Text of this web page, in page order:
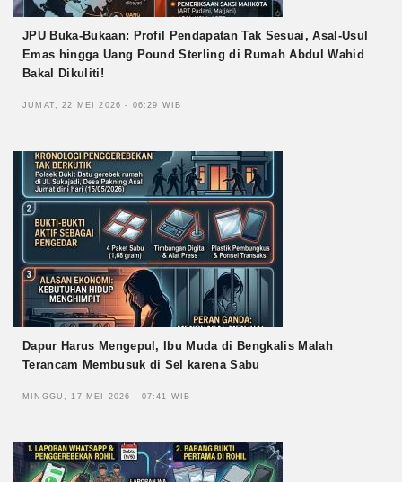
JPU Buka-Bukaan: Profil Pendapatan Tak Sesuai, Asal-Usul
Emas hingga Uang Pound Sterling di Rumah Abdul Wahid
Bakal Dikuliti!
JUMAT, 22 MEI 2026 - 06:29 WIB
Dapur Harus Mengepul, Ibu Muda di Bengkalis Malah
Terancam Membusuk di Sel karena Sabu
MINGGU, 17 MEI 2026 - 07:41 WIB